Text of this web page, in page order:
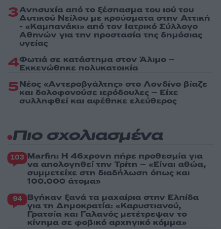
3Ανησυχία από το ξέσπασμα του ιού του
Δυτικού Νείλου με κρούσματα στην Αττική
- «Καμπανάκι» από τον Ιατρικό Σύλλογο
Αθηνών για την προστασία της δημόσιας
υγείας
4Φωτιά σε κατάστημα στον Άλιμο –
Εκκενώθηκε πολυκατοικία
5Νέος «Αντεροβγάλτης» στο Λονδίνο βίαζε
και δολοφονούσε ιερόδουλες – Είχε
συλληφθεί και αφέθηκε ελεύθερος
Πιο σχολιασμένα
103 Marfin: Η 46χρονη πήρε προθεσμία για
να απολογηθεί την Τρίτη – «Είναι αθώα,
συμμετείχε στη διαδήλωση όπως και
100.000 άτομα»
94 Βγήκαν ξανά τα μαχαίρια στην Ελπίδα
για τη Δημοκρατία: «Καρυστιανού,
Γρατσία και Γαλανός μετέτρεψαν το
κίνημα σε φοβικό αρχηγικό κόμμα»